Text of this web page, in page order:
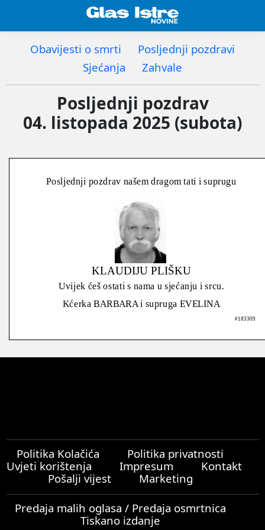
Obavijesti o smrti
Posljednji pozdravi
Sjećanja
Zahvale
Posljednji pozdrav
04. listopada 2025 (subota)
Posljednji pozdrav našem dragom tati i suprugu
KLAUDIJU PLIŠKU
Uvijek ćeš ostati s nama u sjećanju i srcu.
Kćerka BARBARA i supruga EVELINA
#183309
Politika Kolačića
Politika privatnosti
Uvjeti korištenja
Impresum
Kontakt
Pošalji vijest
Marketing
Predaja malih oglasa / Predaja osmrtnica
Tiskano izdanje